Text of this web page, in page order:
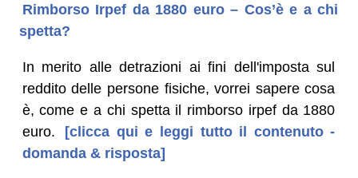
Rimborso Irpef da 1880 euro – Cos’è e a chi
spetta?
In merito alle detrazioni ai fini dell'imposta sul
reddito delle persone fisiche, vorrei sapere cosa
è, come e a chi spetta il rimborso irpef da 1880
euro.
[clicca qui e leggi tutto il contenuto -
domanda & risposta]